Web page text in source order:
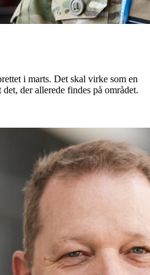
i marts. Det skal virke som en
der allerede findes på området.